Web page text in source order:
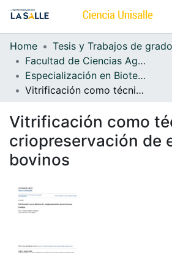
Communities & Collections
All of DSpace
Home
Tesis y Trabajos de grado
Facultad de Ciencias Agropecuarias
Especialización en Biotecnología de la Reproducción
Vitrificación como técnica de criopreservación de embriones bovinos
Vitrificación como
criopreservación de
bovinos